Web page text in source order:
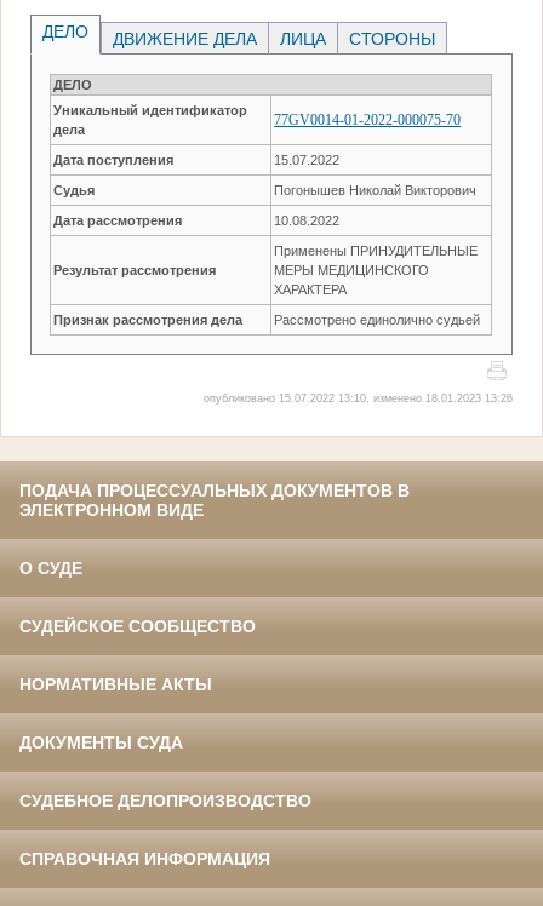
ДЕЛО ДВИЖЕНИЕ ДЕЛА ЛИЦА СТОРОНЫ
ДЕЛО
Уникальный идентификатор
дела
77GV0014-01-2022-000075-70
Дата поступления 15.07.2022
Судья Погонышев Николай Викторович
Дата рассмотрения 10.08.2022
Результат рассмотрения
Применены ПРИНУДИТЕЛЬНЫЕ
МЕРЫ МЕДИЦИНСКОГО
ХАРАКТЕРА
Признак рассмотрения дела Рассмотрено единолично судьей
опубликовано 15.07.2022 13:10, изменено 18.01.2023 13:26
ПОДАЧА ПРОЦЕССУАЛЬНЫХ ДОКУМЕНТОВ В
ЭЛЕКТРОННОМ ВИДЕ
О СУДЕ
СУДЕЙСКОЕ СООБЩЕСТВО
НОРМАТИВНЫЕ АКТЫ
ДОКУМЕНТЫ СУДА
СУДЕБНОЕ ДЕЛОПРОИЗВОДСТВО
СПРАВОЧНАЯ ИНФОРМАЦИЯ